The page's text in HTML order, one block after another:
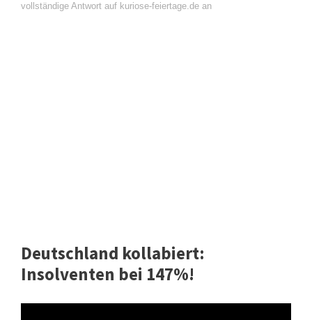
vollständige Antwort auf kuriose-feiertage.de an
Deutschland kollabiert:
Insolventen bei 147%!